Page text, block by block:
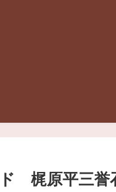
梶原平三誉